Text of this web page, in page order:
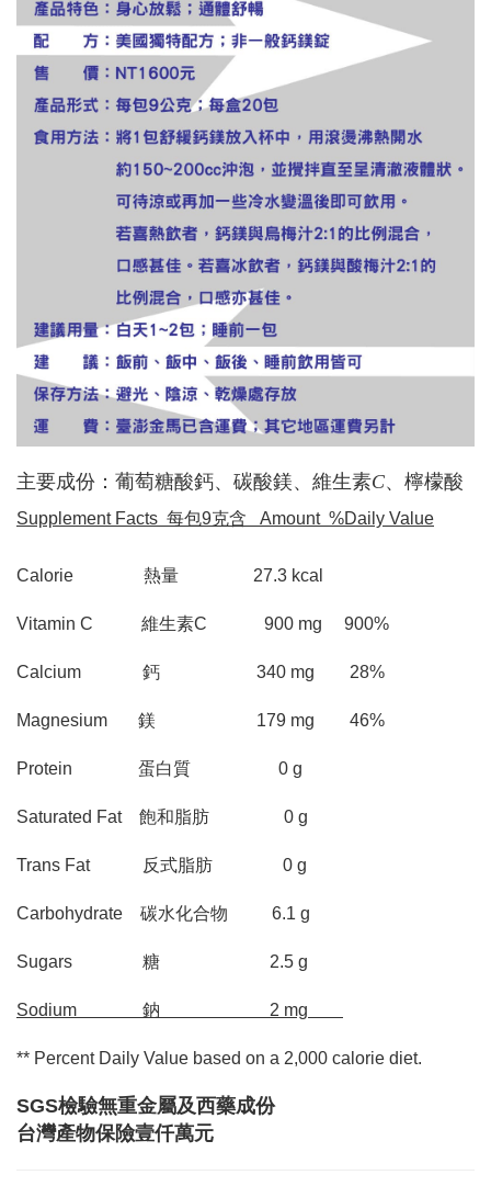
主要成份：葡萄糖酸鈣、碳酸鎂、維生素C、檸檬酸
Supplement Facts 每包9克含 Amount %Daily Value
Calorie 熱量 27.3 kcal
Vitamin C 維生素C 900 mg 900%
Calcium 鈣 340 mg 28%
Magnesium 鎂 179 mg 46%
Protein 蛋白質 0 g
Saturated Fat 飽和脂肪 0 g
Trans Fat 反式脂肪 0 g
Carbohydrate 碳水化合物 6.1 g
Sugars 糖 2.5 g
Sodium 鈉 2 mg
** Percent Daily Value based on a 2,000 calorie diet.
SGS檢驗無重金屬及西藥成份
台灣產物保險壹仟萬元